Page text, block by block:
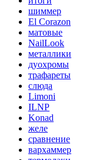
шиммер
El Corazon
матовые
NailLook
металлики
дуохромы
трафареты
слюда
Limoni
ILNP
Konad
желе
сравнение
вархаммер